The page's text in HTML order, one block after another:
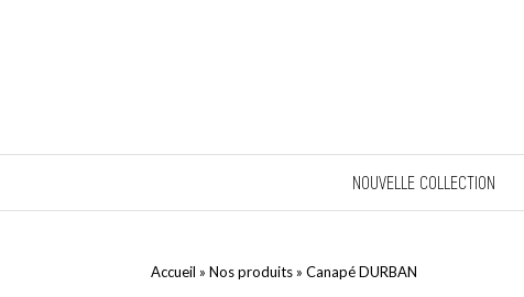
NOUVELLE COLLECTION
Accueil » Nos produits » Canapé DURBAN